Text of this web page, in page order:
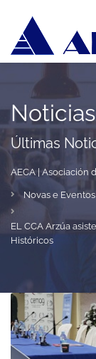
Noticias
Últimas
AECA | Asociación
Novas e Eventos
EL CCA Arzúa
Históricos